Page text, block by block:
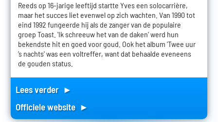
Reeds op 16-jarige leeftijd startte Yves een solocarrière,
maar het succes liet evenwel op zich wachten. Van 1990 tot
eind 1992 fungeerde hij als de zanger van de populaire
groep Toast. 'Ik schreeuw het van de daken' werd hun
bekendste hit en goed voor goud. Ook het album 'Twee uur
’s nachts' was een voltreffer, want dat behaalde eveneens
de gouden status.
Lees verder ►
Officiele website ►